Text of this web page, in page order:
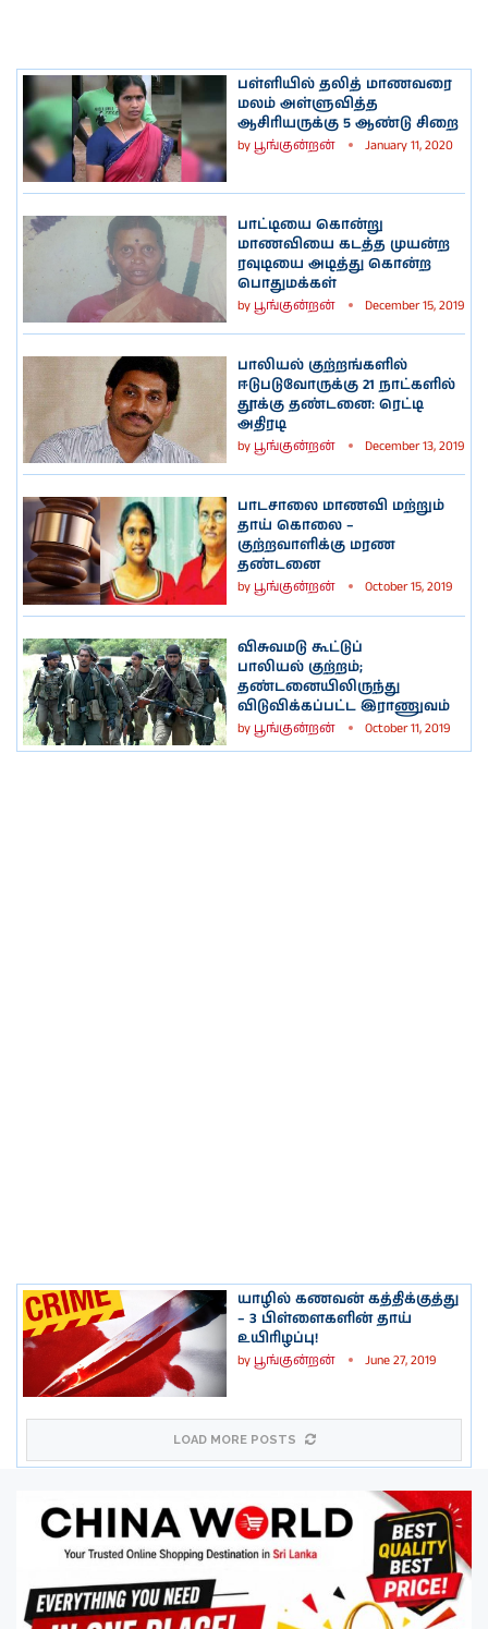
பள்ளியில் தலித் மாணவரை
மலம் அள்ளுவித்த
ஆசிரியருக்கு 5 ஆண்டு சிறை
by பூங்குன்றன் January 11, 2020
பாட்டியை கொன்று
மாணவியை கடத்த முயன்ற
ரவுடியை அடித்து கொன்ற
பொதுமக்கள்
by பூங்குன்றன் December 15, 2019
பாலியல் குற்றங்களில்
ஈடுபடுவோருக்கு 21 நாட்களில்
தூக்கு தண்டனை: ரெட்டி
அதிரடி
by பூங்குன்றன் December 13, 2019
பாடசாலை மாணவி மற்றும்
தாய் கொலை –
குற்றவாளிக்கு மரண
தண்டனை
by பூங்குன்றன் October 15, 2019
விசுவமடு கூட்டுப்
பாலியல் குற்றம்;
தண்டனையிலிருந்து
விடுவிக்கப்பட்ட இராணுவம்
by பூங்குன்றன் October 11, 2019
யாழில் கணவன் கத்திக்குத்து
– 3 பிள்ளைகளின் தாய்
உயிரிழப்பு!
by பூங்குன்றன் June 27, 2019
LOAD MORE POSTS